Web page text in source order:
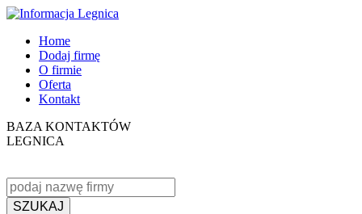
Home
Dodaj firmę
O firmie
Oferta
Kontakt
BAZA KONTAKTÓW
LEGNICA
SZUKAJ